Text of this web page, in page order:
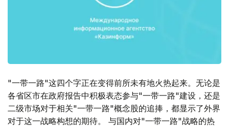
"一带一路"这四个字正在变得前所未有地火热起来。无论是
各省区市在政府报告中积极表态参与"一带一路"建设，还是
二级市场对于相关"一带一路"概念股的追捧，都显示了外界
对于这一战略构想的期待。 与国内对"一带一路"战略的热